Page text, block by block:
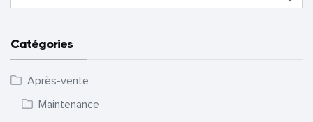
Catégories
Après-vente
Maintenance